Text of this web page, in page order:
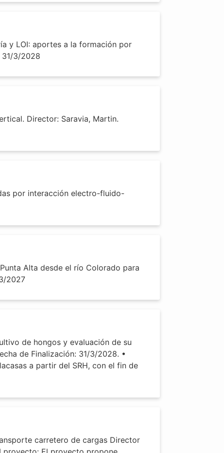
y LOI: aportes a la formación por
31/3/2028
Director: Saravia, Martin.
por interacción electro-fluido-
Alta desde el río Colorado para
2027
de hongos y evaluación de su
de Finalización: 31/3/2028. •
a partir del SRH, con el fin de
carretero de cargas Director